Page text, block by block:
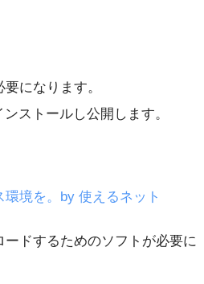
要になります。
ストールし公開します。
境を。by 使えるネット
ドするためのソフトが必要に